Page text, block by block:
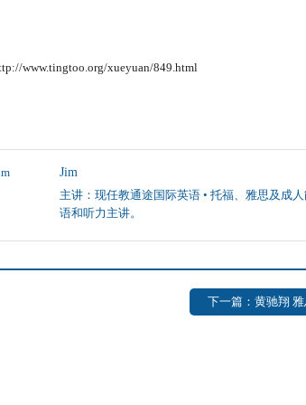
www.tingtoo.org/xueyuan/849.html
Jim
主讲：现任教通途国际英语 • 托福、雅思及成人
语和听力主讲。
下一篇：黄驰翔